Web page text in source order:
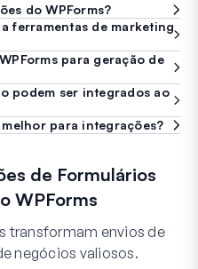
do WPForms?
ferramentas de marketing
para geração de
podem ser integrados ao
para integrações?
de Formulários
WPForms
transformam envios de
negócios valiosos.